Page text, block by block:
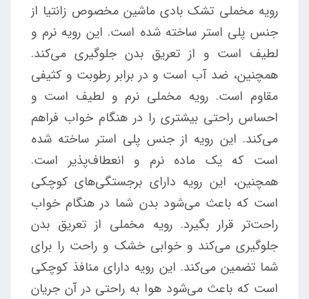
رویه مخملی تشک بادی ماشین مخصوص زانتیا از
جنس پلی استر ساخته شده است. این رویه نرم و
لطیف است و از تعریق بدن جلوگیری می‌کند.
همچنین، ضد آب است و در برابر رطوبت و کثیفی
مقاوم است. رویه مخملی نرم و لطیف است و
احساس راحتی بیشتری را در هنگام خواب فراهم
می‌کند. این رویه از جنس پلی استر ساخته شده
است که یک ماده نرم و انعطاف‌پذیر است.
همچنین، این رویه دارای برجستگی‌های کوچکی
است که باعث می‌شود بدن شما در هنگام خواب
راحت‌تر قرار بگیرد. رویه مخملی از تعریق بدن
جلوگیری می‌کند و خوابی خشک و راحت را برای
شما تضمین می‌کند. این رویه دارای منافذ کوچکی
است که باعث می‌شود هوا به راحتی در آن جریان